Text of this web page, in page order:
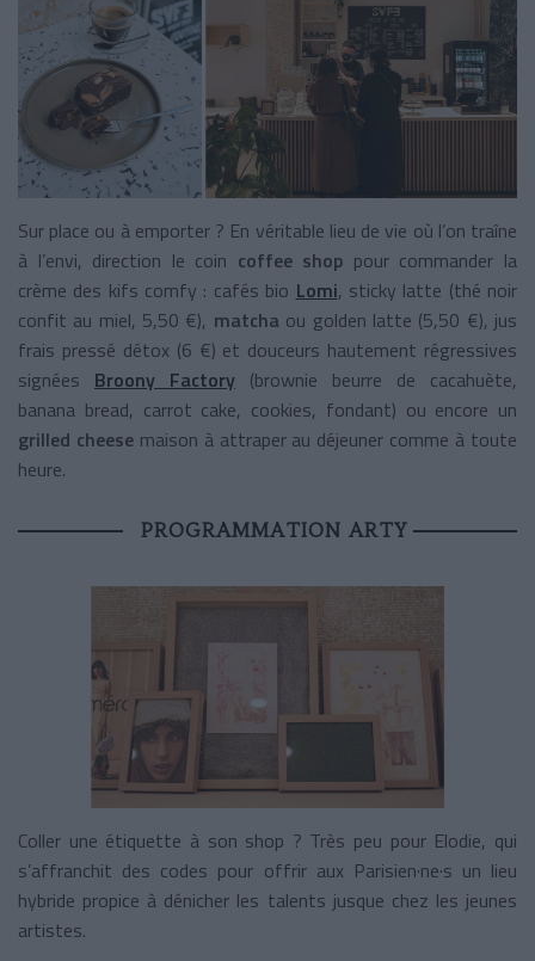
Sur place ou à emporter ? En véritable lieu de vie où l’on traîne
à l’envi, direction le coin coffee shop pour commander la
crème des kifs comfy : cafés bio Lomi, sticky latte (thé noir
confit au miel, 5,50 €), matcha ou golden latte (5,50 €), jus
frais pressé détox (6 €) et douceurs hautement régressives
signées Broony Factory (brownie beurre de cacahuète,
banana bread, carrot cake, cookies, fondant) ou encore un
grilled cheesemaison à attraper au déjeuner comme à toute
heure.
PROGRAMMATION ARTY
Coller une étiquette à son shop ? Très peu pour Elodie, qui
s’affranchit des codes pour offrir aux Parisien·ne·s un lieu
hybride propice à dénicher les talents jusque chez les jeunes
artistes.